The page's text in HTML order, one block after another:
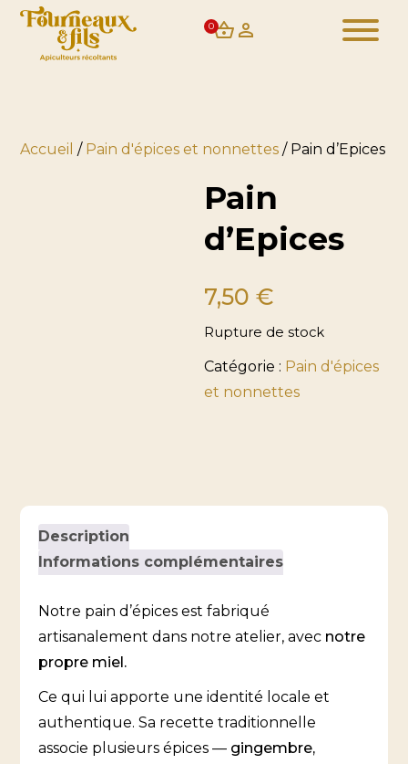
0
Accueil / Pain d'épices et nonnettes / Pain d’Epices
Pain
d’Epices
7,50 €
Rupture de stock
Catégorie : Pain d'épices
et nonnettes
Description
Informations complémentaires
Notre pain d’épices est fabriqué
artisanalement dans notre atelier, avec notre
propre miel.
Ce qui lui apporte une identité locale et
authentique. Sa recette traditionnelle
associe plusieurs épices — gingembre,